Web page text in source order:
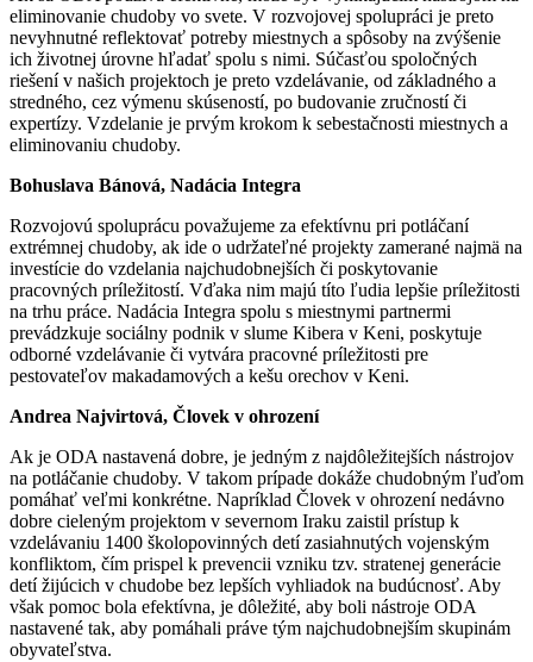
eliminovanie chudoby vo svete. V rozvojovej spolupráci je preto
nevyhnutné reflektovať potreby miestnych a spôsoby na zvýšenie
ich životnej úrovne hľadať spolu s nimi. Súčasťou spoločných
riešení v našich projektoch je preto vzdelávanie, od základného a
stredného, cez výmenu skúseností, po budovanie zručností či
expertízy. Vzdelanie je prvým krokom k sebestačnosti miestnych a
eliminovaniu chudoby.
Bohuslava Bánová, Nadácia Integra
Rozvojovú spoluprácu považujeme za efektívnu pri potláčaní
extrémnej chudoby, ak ide o udržateľné projekty zamerané najmä na
investície do vzdelania najchudobnejších či poskytovanie
pracovných príležitostí. Vďaka nim majú títo ľudia lepšie príležitosti
na trhu práce. Nadácia Integra spolu s miestnymi partnermi
prevádzkuje sociálny podnik v slume Kibera v Keni, poskytuje
odborné vzdelávanie či vytvára pracovné príležitosti pre
pestovateľov makadamových a kešu orechov v Keni.
Andrea Najvirtová, Človek v ohrození
Ak je ODA nastavená dobre, je jedným z najdôležitejších nástrojov
na potláčanie chudoby. V takom prípade dokáže chudobným ľuďom
pomáhať veľmi konkrétne. Napríklad Človek v ohrození nedávno
dobre cieleným projektom v severnom Iraku zaistil prístup k
vzdelávaniu 1400 školopovinných detí zasiahnutých vojenským
konfliktom, čím prispel k prevencii vzniku tzv. stratenej generácie
detí žijúcich v chudobe bez lepších vyhliadok na budúcnosť. Aby
však pomoc bola efektívna, je dôležité, aby boli nástroje ODA
nastavené tak, aby pomáhali práve tým najchudobnejším skupinám
obyvateľstva.